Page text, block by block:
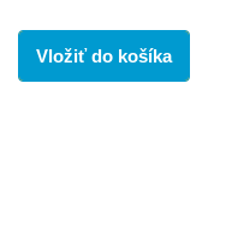
Vložiť do košíka